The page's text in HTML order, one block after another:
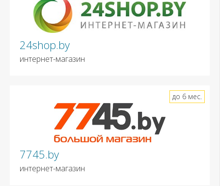
24shop.by
интернет-магазин
7745.by
интернет-магазин
до 6 мес.